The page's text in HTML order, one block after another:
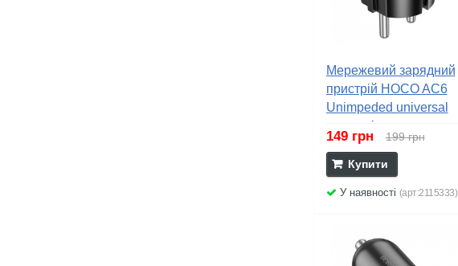
Мережевий зарядний
пристрій HOCO AC6
Unimpeded universal
conversion...
149 грн 199 грн
Купити
У наявності (арт:2115333)